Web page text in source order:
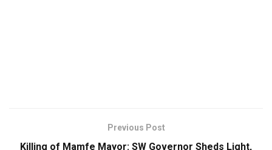
Previous Post
Killing of Mamfe Mayor: SW Governor Sheds Light,